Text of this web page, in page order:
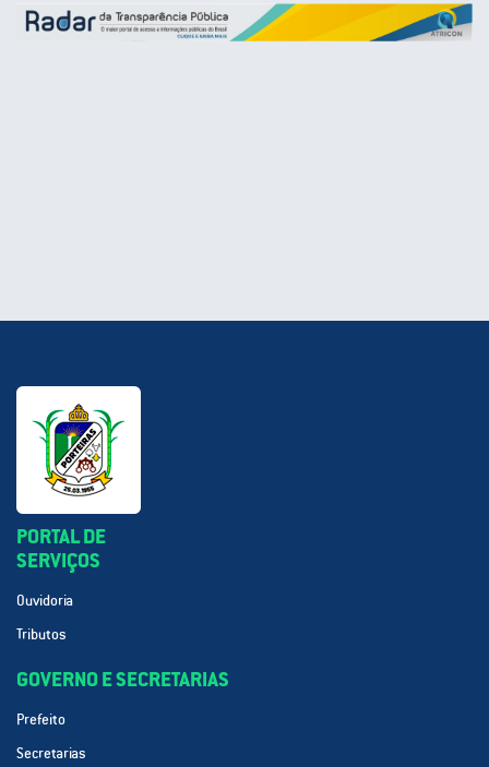
PORTAL DE
SERVIÇOS
Ouvidoria
Tributos
GOVERNO E SECRETARIAS
Prefeito
Secretarias